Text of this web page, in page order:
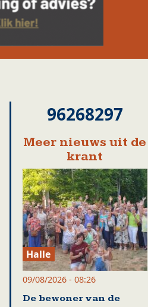
96268297
Meer nieuws uit de
krant
Halle
09/08/2026 - 08:26
De bewoner van de